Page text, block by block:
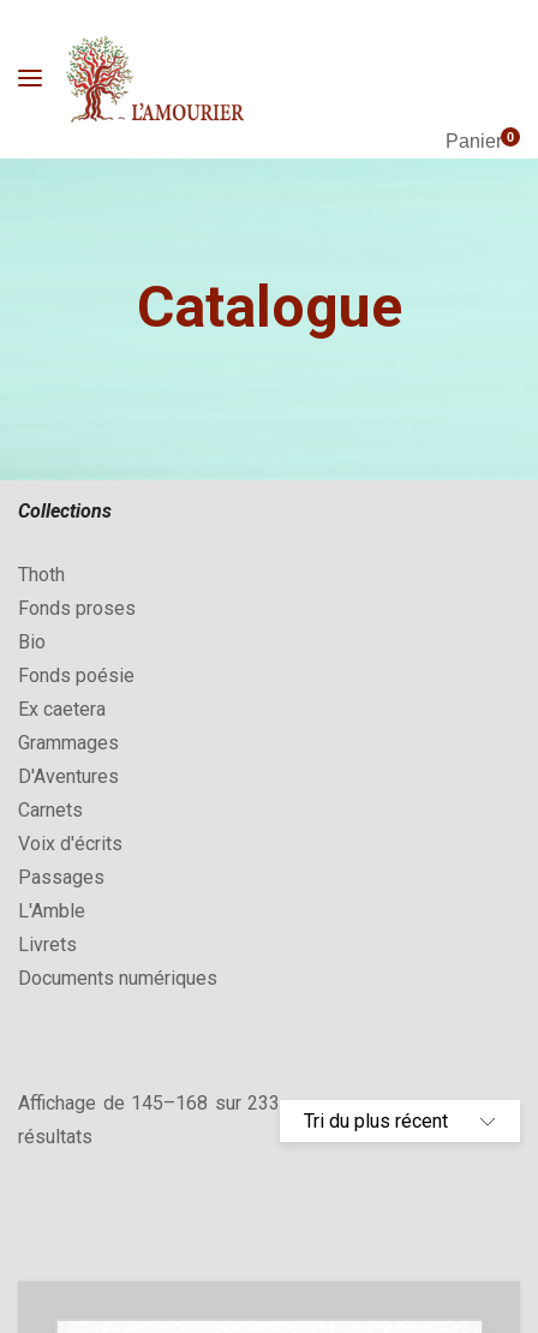
Panier0
Catalogue
Collections
Thoth
Fonds proses
Bio
Fonds poésie
Ex caetera
Grammages
D'Aventures
Carnets
Voix d'écrits
Passages
L'Amble
Livrets
Documents numériques
Affichage de 145–168 sur 233
résultats